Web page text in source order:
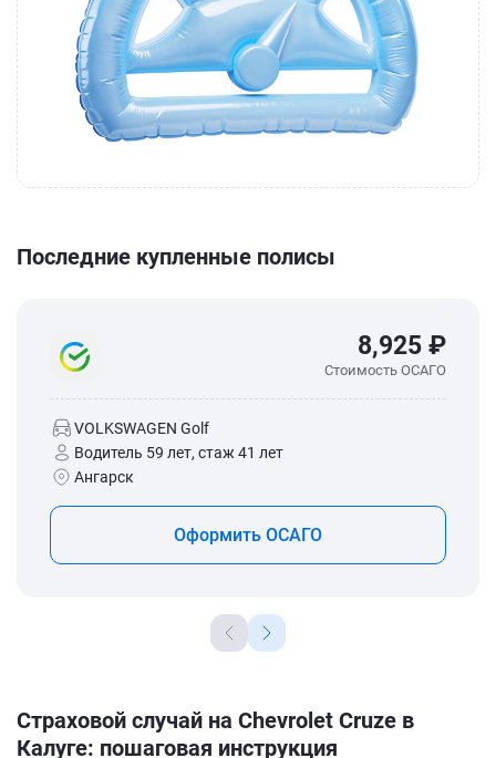
Последние купленные полисы
8,925 ₽
Стоимость ОСАГО
VOLKSWAGEN Golf
Водитель 59 лет, стаж 41 лет
Ангарск
Оформить ОСАГО
Страховой случай на Chevrolet Cruze в
Калуге: пошаговая инструкция